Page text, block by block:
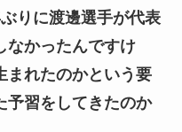
りに渡邊選手が代表
なかったんですけ
まれたのかという要
予習をしてきたのか